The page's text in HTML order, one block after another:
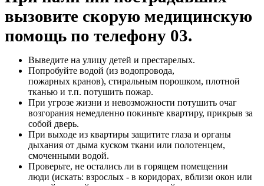
вызовите скорую медицинскую
помощь по телефону 03.
Выведите на улицу детей и престарелых.
Попробуйте водой (из водопровода,
пожарных кранов), стиральным порошком, плотной
тканью и т.п. потушить пожар.
При угрозе жизни и невозможности потушить очаг
возгорания немедленно покиньте квартиру, прикрыв за
собой дверь.
При выходе из квартиры защитите глаза и органы
дыхания от дыма куском ткани или полотенцем,
смоченными водой.
Проверьте, не остались ли в горящем помещении
люди (искать: взрослых - в коридорах, вблизи окон или